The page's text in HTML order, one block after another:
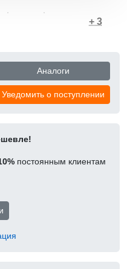
+ 3
Аналоги
Уведомить о поступлении
постоянным клиентам